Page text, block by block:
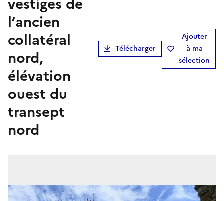
l’ancien
collatéral
nord,
élévation
ouest du
transept
nord
Télécharger
Ajouter
à ma
sélection